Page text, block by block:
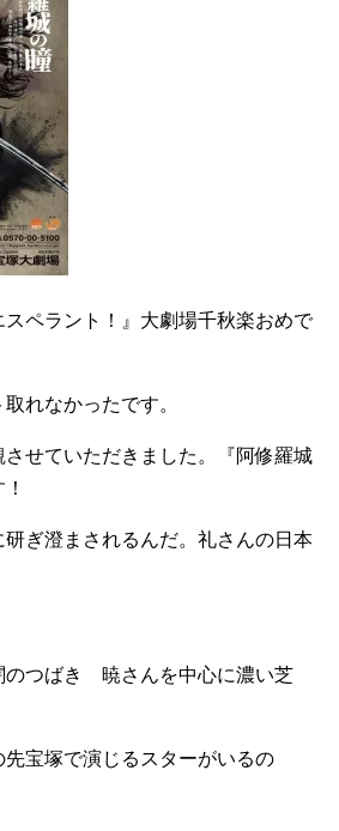
スペラント！』大劇場千秋楽おめで
れなかったです。
せていただきました。『阿修羅城
ぎ澄まされるんだ。礼さんの日本
つばき 暁さんを中心に濃い芝
宝塚で演じるスターがいるの